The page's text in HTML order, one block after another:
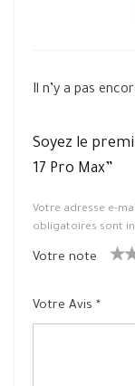
Il n’y a pas
Soyez le
17 Pro Max”
Votre adresse e-
obligatoires sont
Votre note
oil
sur
Votre Avis *